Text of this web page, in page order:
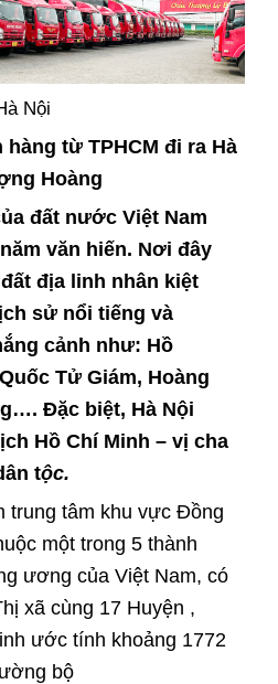
Nội
từ TPHCM đi ra Hà
Hoàng
đất nước Việt Nam
văn hiến. Nơi đây
địa linh nhân kiệt
sử nổi tiếng và
cảnh như: Hồ
Tử Giám, Hoàng
Đặc biệt, Hà Nội
Hồ Chí Minh – vị cha
tộc.
trung tâm khu vực Đồng
một trong 5 thành
ương của Việt Nam, có
xã cùng 17 Huyện ,
ước tính khoảng 1772
bộ